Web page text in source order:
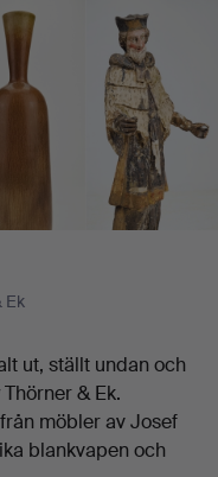
Ek
ut, ställt undan och
& Ek.
möbler av Josef
blankvapen och